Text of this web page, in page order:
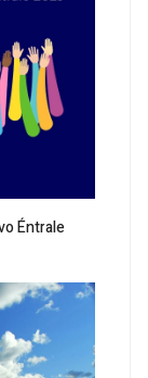
Éntrale